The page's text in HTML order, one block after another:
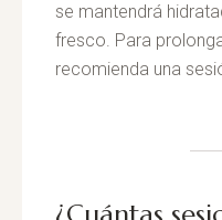
se mantendrá
fresco. Para
recomienda una